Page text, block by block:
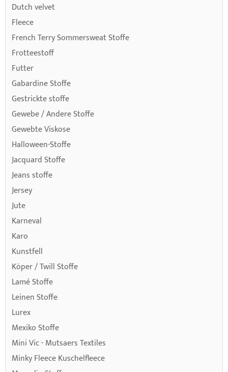
Dutch velvet
Fleece
French Terry Sommersweat Stoffe
Frotteestoff
Futter
Gabardine Stoffe
Gestrickte stoffe
Gewebe / Andere Stoffe
Gewebte Viskose
Halloween-Stoffe
Jacquard Stoffe
Jeans stoffe
Jersey
Jute
Karneval
Karo
Kunstfell
Köper / Twill Stoffe
Lamé Stoffe
Leinen Stoffe
Lurex
Mexiko Stoffe
Mini Vic - Mutsaers Textiles
Minky Fleece Kuschelfleece